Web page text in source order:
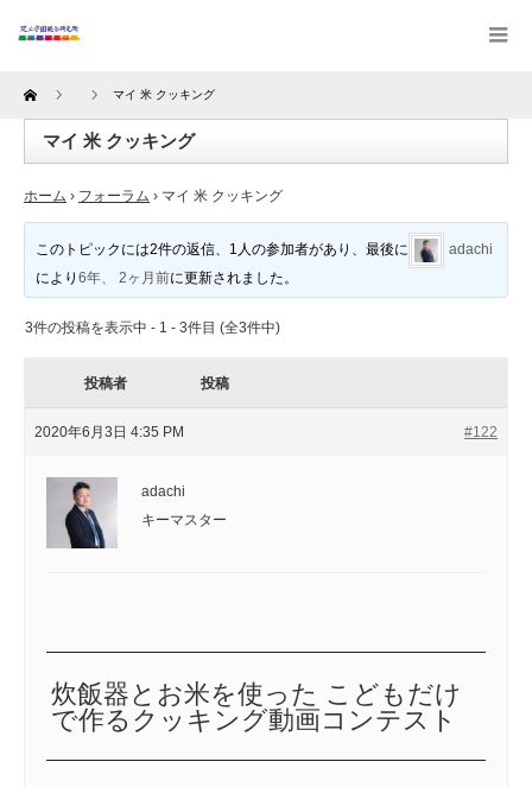
Home マイ 米 クッキング
マイ 米 クッキング
ホーム › フォーラム › マイ 米 クッキング
このトピックには2件の返信、1人の参加者があり、最後に
adachi
により6年、 2ヶ月前に更新されました。
3件の投稿を表示中 - 1 - 3件目 (全3件中)
投稿者 投稿
2020年6月3日 4:35 PM #122
adachi
キーマスター
炊飯器とお米を使った こどもだけ
で作るクッキング動画コンテスト